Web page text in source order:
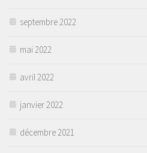
septembre 2022
mai 2022
avril 2022
janvier 2022
décembre 2021